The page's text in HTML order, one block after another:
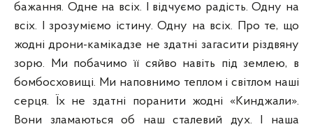
бажання. Одне на всіх. І відчуємо радість. Одну на
всіх. І зрозуміємо істину. Одну на всіх. Про те, що
жодні дрони-камікадзе не здатні загасити різдвяну
зорю. Ми побачимо її сяйво навіть під землею, в
бомбосховищі. Ми наповнимо теплом і світлом наші
серця. Їх не здатні поранити жодні «Кинджали».
Вони зламаються об наш сталевий дух. І наша